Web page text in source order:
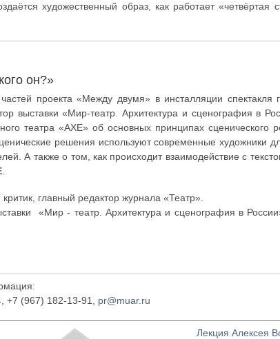
художественный образ, как работает «четвёртая
он?»
проекта «Между двумя» в инсталляции спектакля
выставки «Мир-театр. Архитектура и сценография в
театра «АХЕ» об основных принципах сценического
решения используют современные художники
А также о том, как происходит взаимодействие с
главный редактор журнала «Театр».
«Мир - театр. Архитектура и сценография в
+7 (967) 182-13-91, pr@muar.ru
Лекция Алексея